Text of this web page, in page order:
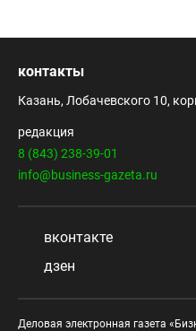
контакты
Казань, Лобачевского 10,
редакция
8 (843) 238-39-01
info@business-gazeta.ru
вконтакте
дзен
Деловая электронная газета